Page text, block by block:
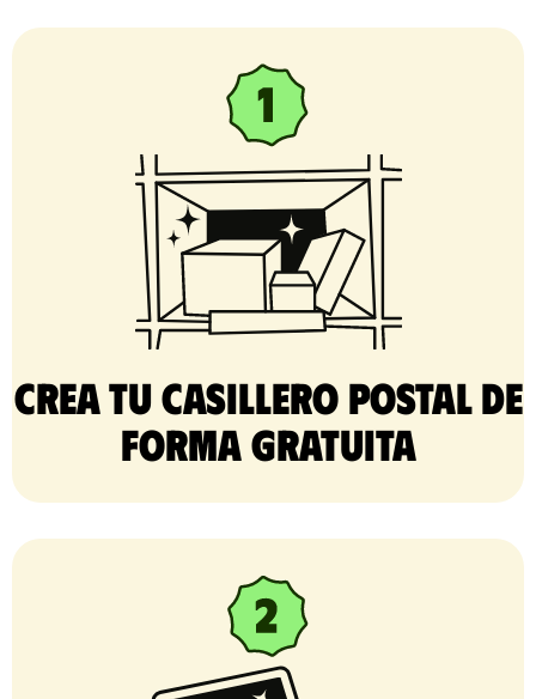
Crea tu casillero postal de
forma gratuita​